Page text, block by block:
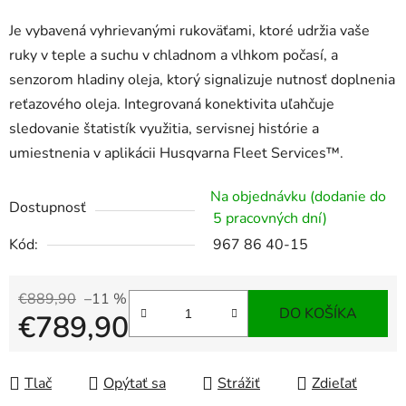
Je vybavená vyhrievanými rukoväťami, ktoré udržia vaše
ruky v teple a suchu v chladnom a vlhkom počasí, a
senzorom hladiny oleja, ktorý signalizuje nutnosť doplnenia
reťazového oleja. Integrovaná konektivita uľahčuje
sledovanie štatistík využitia, servisnej histórie a
umiestnenia v aplikácii Husqvarna Fleet Services™.
Dostupnosť
Na objednávku (dodanie do
5 pracovných dní)
Kód:
967 86 40-15
€889,90 –11 %
€789,90 DO KOŠÍKA
Tlač Opýtať sa Strážiť Zdieľať